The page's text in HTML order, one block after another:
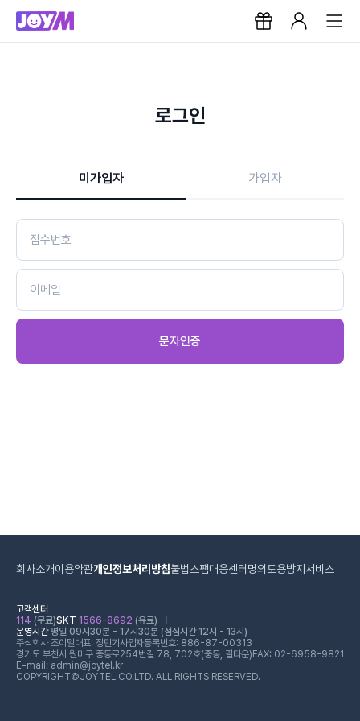
로그인
미가입자 가입자
문자인증
회사소개이용약관개인정보처리방침불법스팸대응센터 명의도용방지서비스
고객센터
114 (무료)SKT 1566-8692 (유료)
운영시간평일 09시30분 - 17시30분 (점심시간 12시 - 13시)
주식회사 조이텔대표: 정민기 사업자등록번호: 886-87-00313
경기도 부천시 원미구 중동로254번길 78, 702호(중동, 필타운) FAX: 02-6958-9821
E-mail: admin@joytel.kr
COPYRIGHT©JOYTEL CO.LTD. ALL RIGHTS RESERVED.